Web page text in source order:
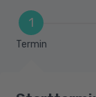
1
Termin